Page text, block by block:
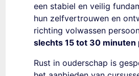
een stabiel en veilig
hun zelfvertrouwen en
richting volwassen
slechts 15 tot 30 minuten
Rust in ouderschap is